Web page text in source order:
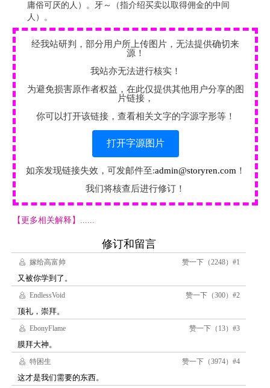
庸俗可厌的人）。牙～（指介绍买卖以取得佣金的中间
人）。
经我站研判，部分用户所上传图片，无法提供确切来
源！
我站亦无法进行核实！
为避免损害原作者权益，在此仅提供其他用户分享的图
片链接，
你可以打开该链接，查看相关文字的字源字形等！
打开字源图片
如亲发现链接失效，可发邮件至:admin@storyren.com ！
我们将核查后进行修订！
【更多相关解释】......